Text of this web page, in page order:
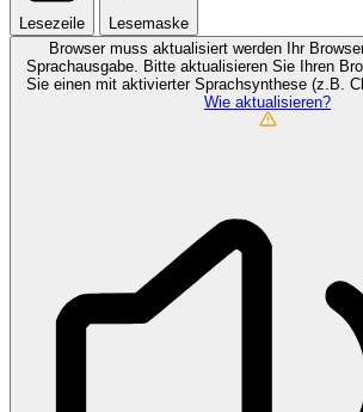
Lesezeile
Lesemaske
Browser muss aktualisiert werden
Ihr
Sprachausgabe. Bitte aktualisieren Sie Ihren
Sie einen mit aktivierter Sprachsynthese (z.B.
Wie aktualisieren?